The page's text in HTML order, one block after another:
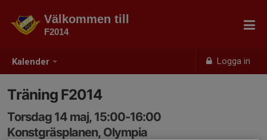
Kalender Logga in
Välkommen till
F2014
Träning F2014
Torsdag 14 maj, 15:00-16:00
Konstgräsplanen, Olympia